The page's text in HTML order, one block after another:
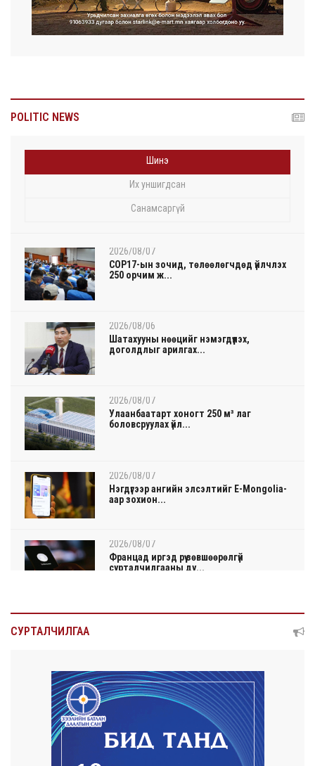
POLITIC NEWS
Шинэ
Их уншигдсан
Санамсаргүй
2026/08/07
COP17-ын зочид, төлөөлөгчдөд үйлчлэх
250 орчим ж...
2026/08/06
Шатахууны нөөцийг нэмэгдүүлэх,
доголдлыг арилгах...
2026/08/07
Улаанбаатарт хоногт 250 м³ лаг
боловсруулах үйл...
2026/08/07
Нэгдүгээр ангийн элсэлтийг E-Mongolia-
аар зохион...
2026/08/07
Францад иргэд рүү зөвшөөрөлгүй
сурталчилгааны ду...
2026/08/07
2026/08/07
Автомашины улсын дугаар сондгой
тоогоор төгссөн ...
СУРТАЛЧИЛГАА